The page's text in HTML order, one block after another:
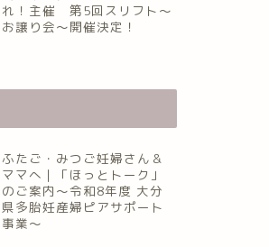
れ！主催 第5回スリフト〜
お譲り会〜開催決定！
ふたご・みつご妊婦さん＆
ママへ｜「ほっとトーク」
のご案内～令和8年度 大分
県多胎妊産婦ピアサポート
事業～